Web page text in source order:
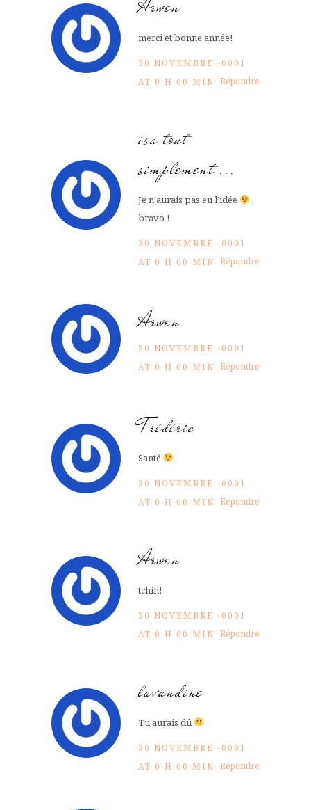
Arwen
merci et bonne année!
30 NOVEMBRE -0001
AT 0 H 00 MIN Répondre
isa tout
simplement ...
Je n’aurais pas eu l’idée
,
bravo !
30 NOVEMBRE -0001
AT 0 H 00 MIN Répondre
Arwen
30 NOVEMBRE -0001
AT 0 H 00 MIN Répondre
Frédéric
Santé
30 NOVEMBRE -0001
AT 0 H 00 MIN Répondre
Arwen
tchin!
30 NOVEMBRE -0001
AT 0 H 00 MIN Répondre
lavandine
Tu aurais dû
30 NOVEMBRE -0001
AT 0 H 00 MIN Répondre